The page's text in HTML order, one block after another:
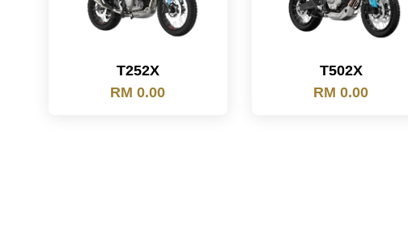
T252X
RM 0.00
T502X
RM 0.00